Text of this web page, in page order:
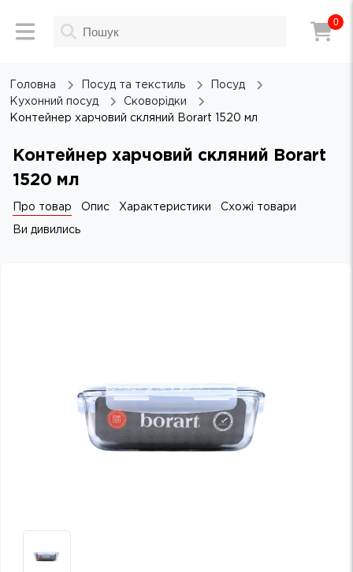
0
Головна Посуд та текстиль
Посуд
Кухонний посуд
Сковорідки
Контейнер харчовий скляний Borart 1520 мл
Контейнер харчовий скляний Borart
1520 мл
Про товар Опис Характеристики Схожі товари
Ви дивились